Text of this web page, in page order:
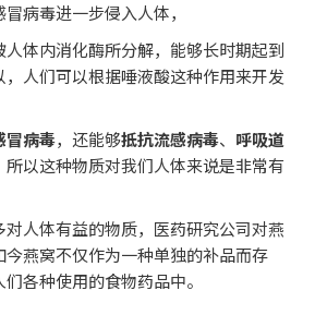
病毒进一步侵入人体，
体内消化酶所分解，能够长时期起到
人们可以根据唾液酸这种作用来开发
冒病毒，还能够抵抗流感病毒、 呼吸道
以这种物质对我们人体来说是非常有
人体有益的物质，医药研究公司对燕
燕窝不仅作为一种单独的补品而存
各种使用的食物药品中。